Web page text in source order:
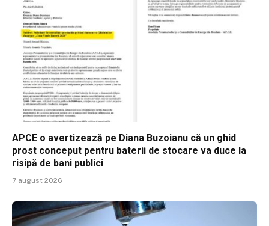
APCE o avertizează pe Diana Buzoianu că un ghid
prost conceput pentru baterii de stocare va duce la
risipă de bani publici
7 august 2026